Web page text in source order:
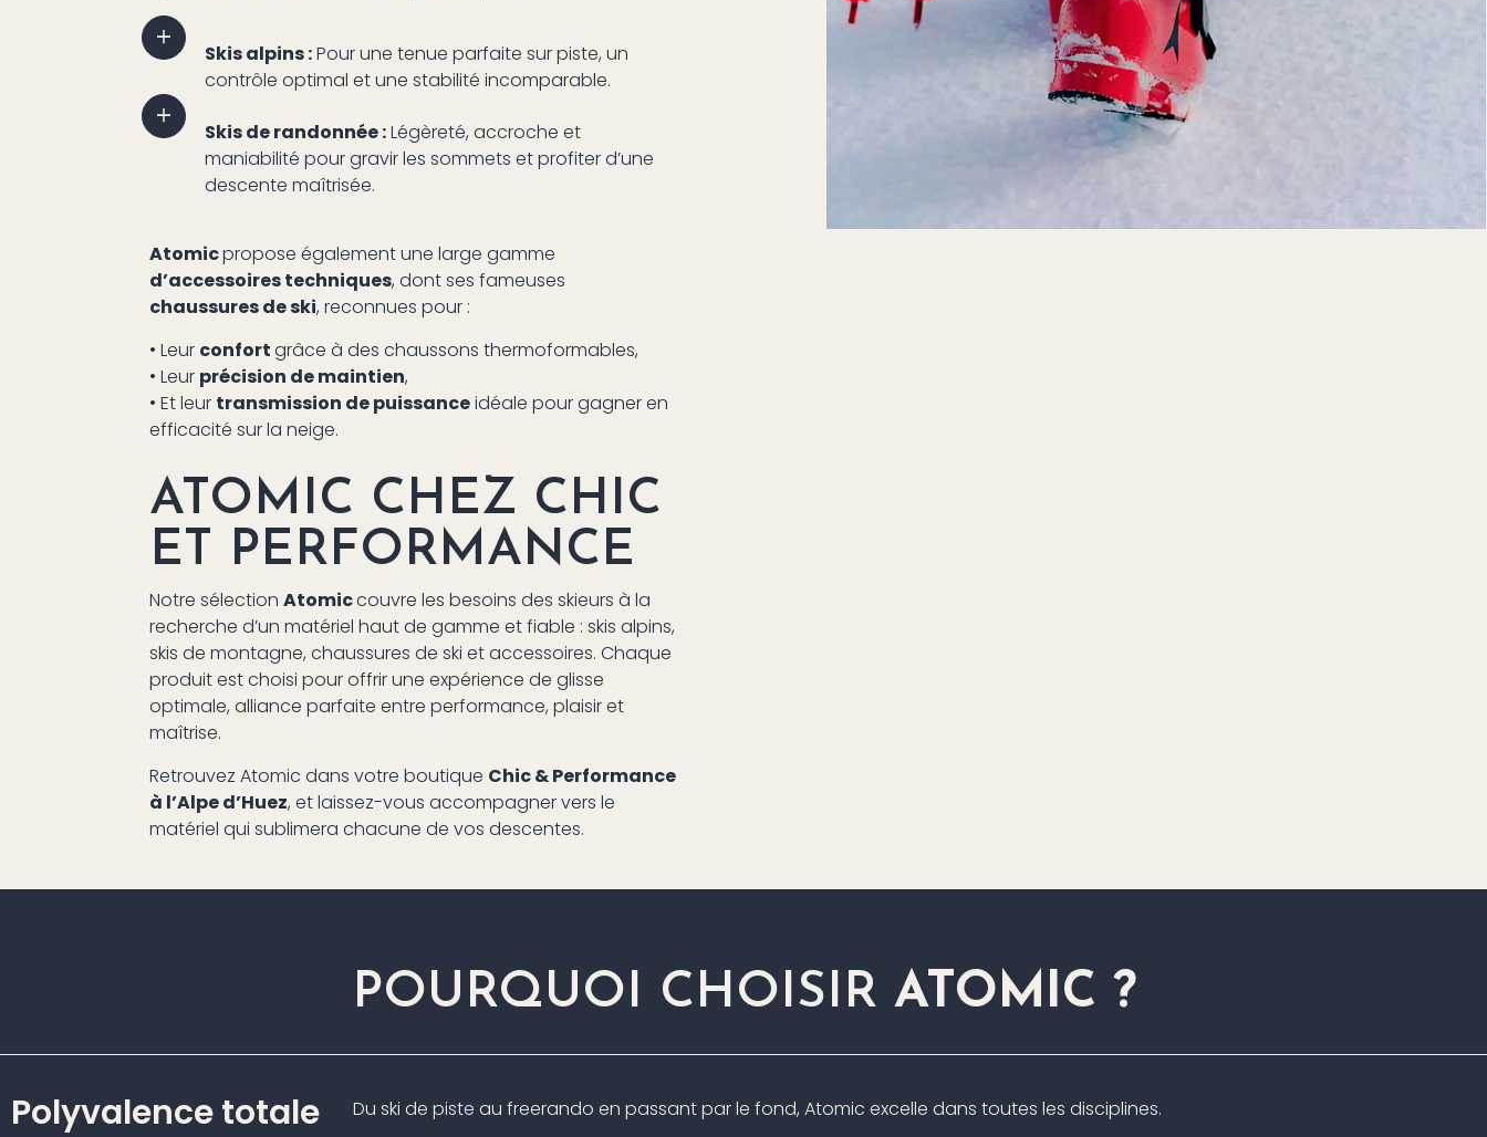
Skis alpins :Pour une tenue parfaite sur piste, un
contrôle optimal et une stabilité incomparable.
Skis de randonnée :Légèreté, accroche et
maniabilité pour gravir les sommets et profiter d’une
descente maîtrisée.
Atomicpropose également une large gamme
d’accessoires techniques, dont ses fameuses
chaussures de ski, reconnues pour :
• Leur confortgrâce à des chaussons thermoformables,
• Leur précision de maintien,
• Et leur transmission de puissanceidéale pour gagner en
efficacité sur la neige.
ATOMIC CHEZ CHIC
ET PERFORMANCE
Notre sélectionAtomiccouvre les besoins des skieurs à la
recherche d’un matériel haut de gamme et fiable : skis alpins,
skis de montagne, chaussures de ski et accessoires. Chaque
produit est choisi pour offrir une expérience de glisse
optimale, alliance parfaite entre performance, plaisir et
maîtrise.
Retrouvez Atomic dans votre boutique Chic & Performance
à l’Alpe d’Huez, et laissez-vous accompagner vers le
matériel qui sublimera chacune de vos descentes.
POURQUOI CHOISIR ATOMIC ?
Polyvalence totale Du ski de piste au freerando en passant par le fond, Atomic excelle dans toutes les disciplines.